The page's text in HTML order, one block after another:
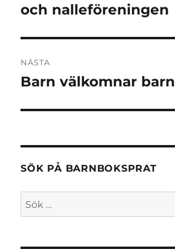
och nalleföreningen
NÄSTA
Nästa
Barn välkomnar barn
SÖK PÅ BARNBOKSPRAT
Sök